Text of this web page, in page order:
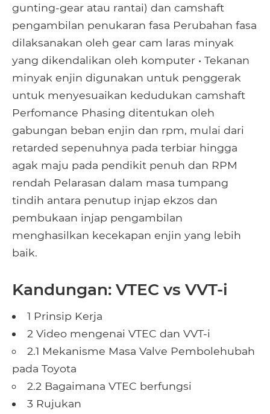
gunting-gear atau rantai) dan camshaft
pengambilan penukaran fasa Perubahan fasa
dilaksanakan oleh gear cam laras minyak
yang dikendalikan oleh komputer • Tekanan
minyak enjin digunakan untuk penggerak
untuk menyesuaikan kedudukan camshaft
Perfomance Phasing ditentukan oleh
gabungan beban enjin dan rpm, mulai dari
retarded sepenuhnya pada terbiar hingga
agak maju pada pendikit penuh dan RPM
rendah Pelarasan dalam masa tumpang
tindih antara penutup injap ekzos dan
pembukaan injap pengambilan
menghasilkan kecekapan enjin yang lebih
baik.
Kandungan: VTEC vs VVT-i
1 Prinsip Kerja
2 Video mengenai VTEC dan VVT-i
2.1 Mekanisme Masa Valve Pembolehubah
pada Toyota
2.2 Bagaimana VTEC berfungsi
3 Rujukan